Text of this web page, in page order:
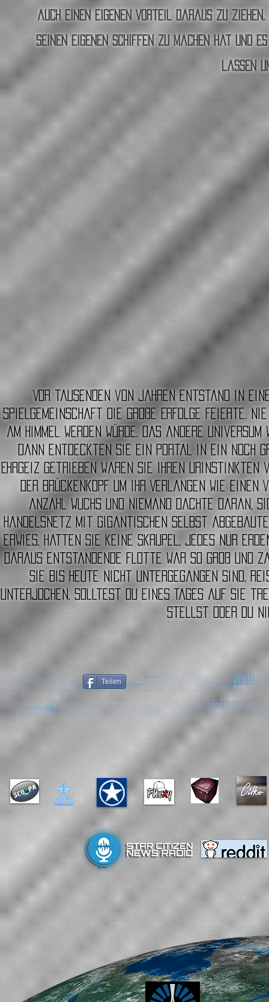
auch einen eigenen Vorteil daraus zu
seinen eigenen Schif fen zu machen hat und
lassen
Vor tausenden von Jahren entstand in
Spielgemeinschaft die große Erfolge feierte.
am Himmel werden würde. Das andere
dann entdeckten sie ein Portal in ein noch
Ehrgeiz getrieben waren sie ihren Urinstinkten
der Brückenkopf um ihr Verlangen wie
Anzahl wuchs und niemand dachte daran,
Handelsnetz mit gigantischen selbst
erwies, hatten sie keine Skrupel, jedes nur
daraus entstandende Flotte war so groß und
sie bis heute nicht untergegangen sind,
unterjochen. Solltest Du eines Tages auf sie
stellst oder du
Teilen